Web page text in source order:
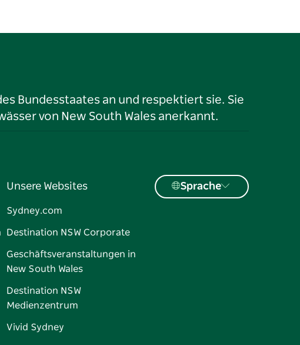
Bundesstaates an und respektiert sie. Sie
von New South Wales anerkannt.
Unsere Websites
Sydney.com
Destination NSW Corporate
Geschäftsveranstaltungen in
New South Wales
Destination NSW
Medienzentrum
Vivid Sydney
Sprache